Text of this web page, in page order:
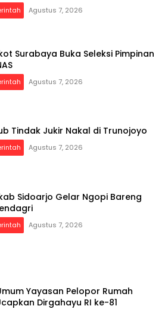
Agustus 7, 2026
Surabaya Buka Seleksi Pimpinan
Agustus 7, 2026
Tindak Jukir Nakal di Trunojoyo
Agustus 7, 2026
Sidoarjo Gelar Ngopi Bareng
Agustus 7, 2026
Yayasan Pelopor Rumah
Dirgahayu RI ke-81